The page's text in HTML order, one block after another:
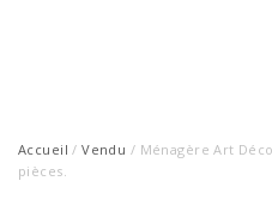
Accueil /Vendu / Ménagère Art
pièces.